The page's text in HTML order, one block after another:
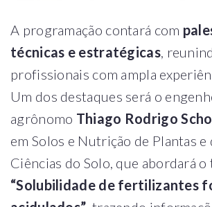
A programação contará com
técnicas e estratégicas,
profissionais com ampla
Um dos destaques será o
agrônomo Thiago Rodrigo
em Solos e Nutrição de Plantas
Ciências do Solo, que abordará o
“Solubilidade de fertilizantes